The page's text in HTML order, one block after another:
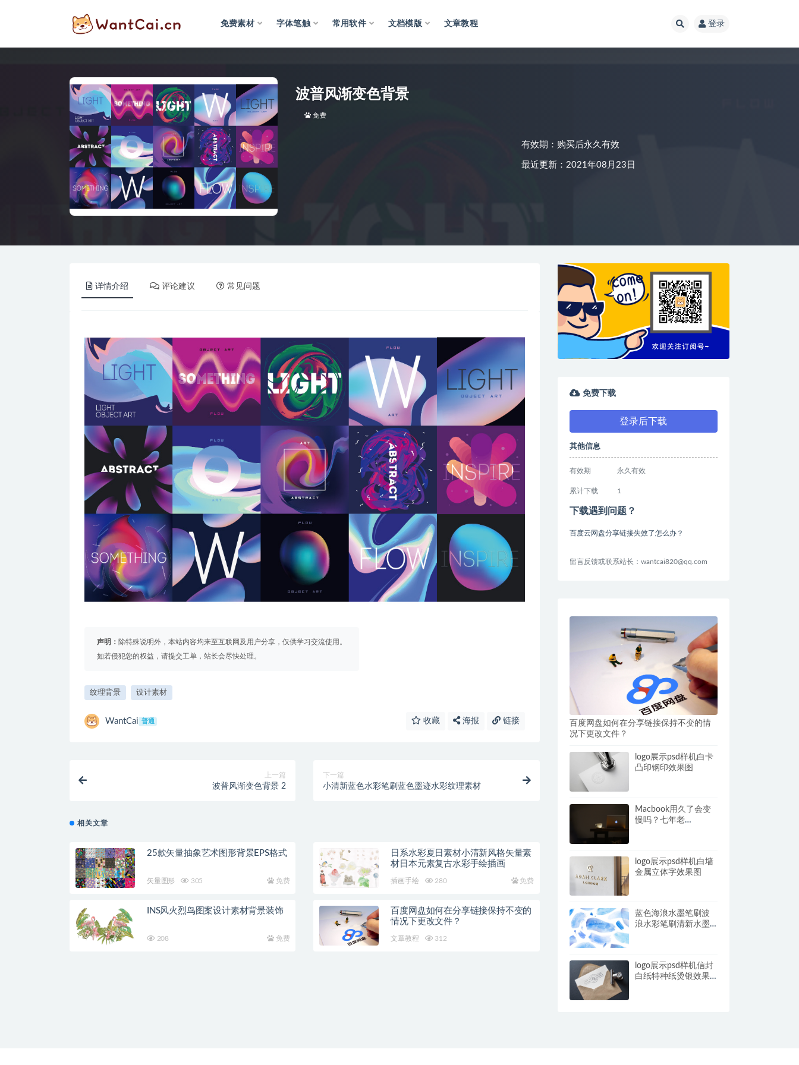
免费素材 字体笔触 常用软件 文档模版 文章教程 登录
波普风渐变色背景
免费
有效期：购买后永久有效
最近更新：2021年08月23日
详情介绍 评论建议 常见问题
声明： 除特殊说明外，本站内容均来至互联网及用户分享，仅供学习交流使用。
如若侵犯您的权益，请提交工单，站长会尽快处理。
纹理背景 设计素材
WantCai 普通 收藏 海报 链接
上一篇
波普风渐变色背景 2
下一篇
小清新蓝色水彩笔刷蓝色墨迹水彩纹理素材
相关文章
25款矢量抽象艺术图形背景EPS格式
矢量图形 305 免费
日系水彩夏日素材小清新风格矢量素
材日本元素复古水彩手绘插画
插画手绘 280 免费
INS风火烈鸟图案设计素材背景装饰
208 免费
百度网盘如何在分享链接保持不变的
情况下更改文件？
文章教程 312
免费下载
登录后下载
其他信息
有效期 永久有效
累计下载 1
下载遇到问题？
百度云网盘分享链接失效了怎么办？
留言反馈或联系站长：wantcai820@qq.com
百度网盘如何在分享链接保持不变的情
况下更改文件？
logo展示psd样机白卡
凸印钢印效果图
Macbook用久了会变
慢吗？七年老
logo展示psd样机白墙
金属立体字效果图
蓝色海浪水墨笔刷波
浪水彩笔刷清新水墨
logo展示psd样机信封
白纸特种纸烫银效果